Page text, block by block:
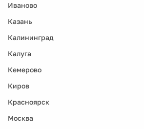
Иваново
Казань
Калининград
Калуга
Кемерово
Киров
Красноярск
Москва